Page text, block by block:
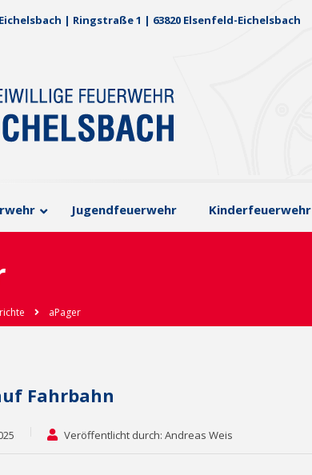
Eichelsbach | Ringstraße 1 | 63820 Elsenfeld-Eichelsbach
Jugendfeuerwehr Kinderfeuerwehr
aPager
Fahrbahn
Veröffentlicht durch: Andreas Weis